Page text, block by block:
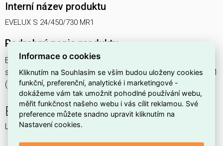
Interní název produktu
EVELUX S 24/450/730 MR1
Podrobný popis produktu
EVELUX S 24/450/730 MR1 39W IP66
svítidlo pouliční s modulem LED, spektrum 730A3, optika MR1
(Main Road TYPE II ME3A)
EVELUX
LED svítidlo pro osvětlení komunikací.
Informace o cookies
Kliknutím na Souhlasím se vším budou uloženy cookies
funkční, preferenční, analytické i marketingové -
dokážeme vám tak umožnit pohodlné používání webu,
měřit funkčnost našeho webu i vás cílit reklamou. Své
preference můžete snadno upravit kliknutím na
Nastavení cookies.